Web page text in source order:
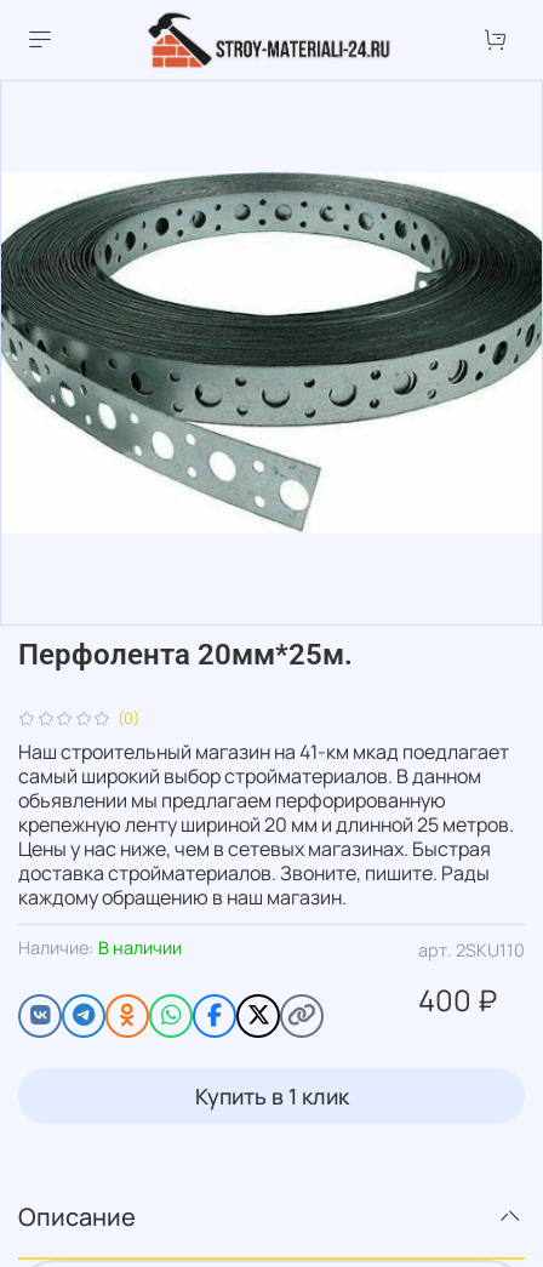
(0)
арт. 2SKU110
Наличие: В наличии
Перфолента 20мм*25м.
400 ₽
Купить в 1 клик
Наш строительный магазин на 41-км мкад поедлагает
самый широкий выбор стройматериалов. В данном
обьявлении мы предлагаем перфорированную
крепежную ленту шириной 20 мм и длинной 25 метров.
Цены у нас ниже, чем в сетевых магазинах. Быстрая
доставка стройматериалов. Звоните, пишите. Рады
каждому обращению в наш магазин.
Описание